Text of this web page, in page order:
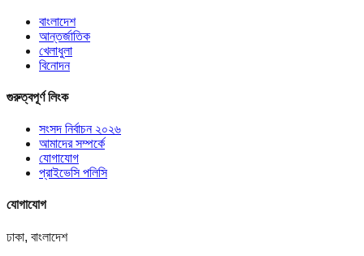
বাংলাদেশ
আন্তর্জাতিক
খেলাধুলা
বিনোদন
গুরুত্বপূর্ণ লিংক
সংসদ নির্বাচন ২০২৬
আমাদের সম্পর্কে
যোগাযোগ
প্রাইভেসি পলিসি
যোগাযোগ
ঢাকা, বাংলাদেশ